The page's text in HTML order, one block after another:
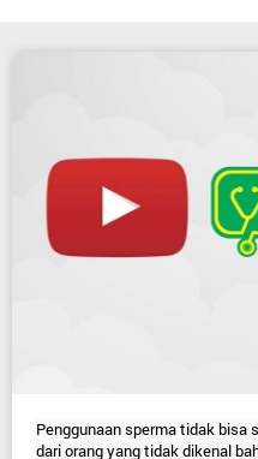
Penggunaan sperma tidak bisa
dari orang yang tidak dikenal